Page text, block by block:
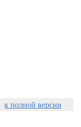
к полной версии